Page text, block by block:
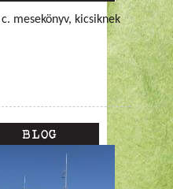
mesekönyv, kicsiknek
BLOG